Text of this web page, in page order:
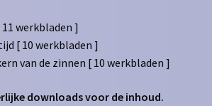
werkbladen ]
[ 10 werkbladen ]
van de zinnen [ 10 werkbladen ]
downloads voor de inhoud.